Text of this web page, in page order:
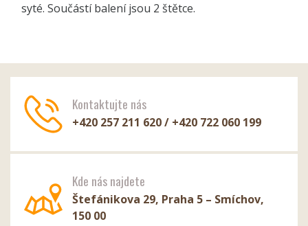
syté. Součástí balení jsou 2 štětce.
Kontaktujte nás
+420 257 211 620 / +420 722 060 199
Kde nás najdete
Štefánikova 29, Praha 5 – Smíchov,
150 00